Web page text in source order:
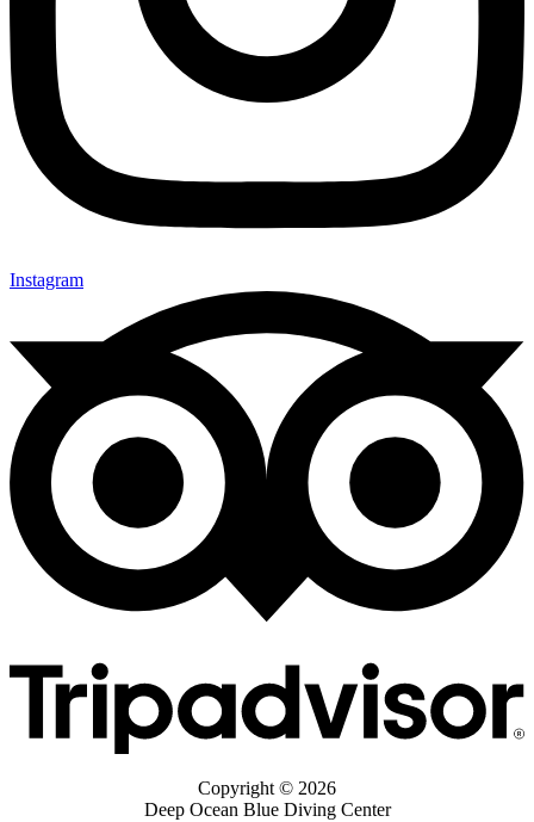
Instagram
Copyright © 2026
Deep Ocean Blue Diving Center